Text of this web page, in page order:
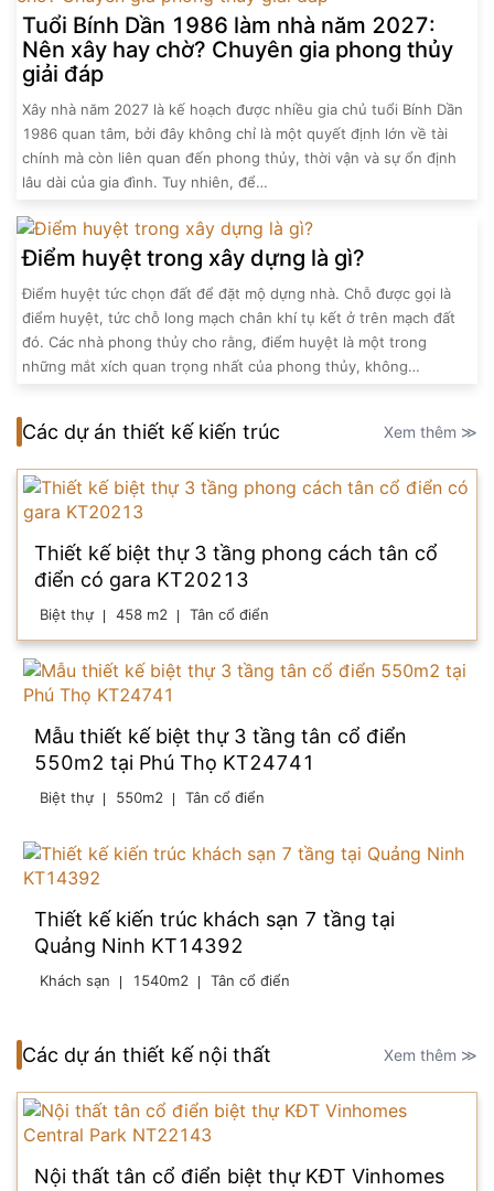
Tuổi Bính Dần 1986 làm nhà năm 2027:
Nên xây hay chờ? Chuyên gia phong thủy
giải đáp
Xây nhà năm 2027 là kế hoạch được nhiều gia chủ tuổi Bính Dần
1986 quan tâm, bởi đây không chỉ là một quyết định lớn về tài
chính mà còn liên quan đến phong thủy, thời vận và sự ổn định
lâu dài của gia đình. Tuy nhiên, để…
Điểm huyệt trong xây dựng là gì?
Điểm huyệt tức chọn đất để đặt mộ dựng nhà. Chỗ được gọi là
điểm huyệt, tức chỗ long mạch chân khí tụ kết ở trên mạch đất
đó. Các nhà phong thủy cho rằng, điểm huyệt là một trong
những mắt xích quan trọng nhất của phong thủy, không…
Các dự án thiết kế kiến trúc Xem thêm ≫
Thiết kế biệt thự 3 tầng phong cách tân cổ
điển có gara KT20213
Biệt thự 458 m2 Tân cổ điển
Mẫu thiết kế biệt thự 3 tầng tân cổ điển
550m2 tại Phú Thọ KT24741
Biệt thự 550m2 Tân cổ điển
Thiết kế kiến trúc khách sạn 7 tầng tại
Quảng Ninh KT14392
Khách sạn 1540m2 Tân cổ điển
Các dự án thiết kế nội thất Xem thêm ≫
Nội thất tân cổ điển biệt thự KĐT Vinhomes